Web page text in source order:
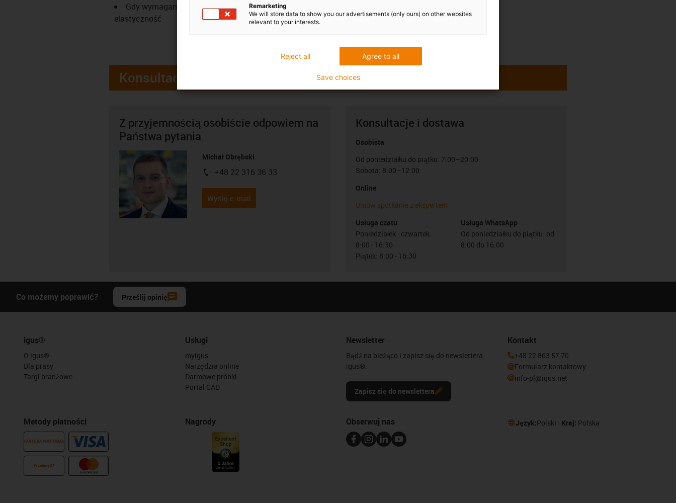
Gdy wymagana jest wysoka
elastyczność
Konsultacje
Z przyjemnością osobiście odpowiem na
Państwa pytania
Michał Obrębski
igus-icon-phone
+48 22 316 36 33
Wyślij e-mail
Konsultacje i dostawa
Osobista
Od poniedziałku do piątku: 7:00–20:00
Sobota: 8:00–12:00
Online
Umów spotkanie z ekspertem
Usługa czatu
Poniedziałek - czwartek:
8:00 - 16:30
Piątek: 8:00 - 16:30
Usługa WhatsApp
Od poniedziałku do piątku: od
8:00 do 16:00
Co możemy poprawić? Prześlij opinię
igus®
O igus®
Dla prasy
Targi branżowe
Metody płatności
FAKTURA PROFORMA
Przelewy24
Usługi
myigus
Narzędzia online
Darmowe próbki
Portal CAD
Nagrody
Newsletter
Bądź na bieżąco i zapisz się do newslettera
igus®.
Zapisz się do newslettera
Kontakt
+48 22 863 57 70
Formularz kontaktowy
info-pl@igus.net
Obserwuj nas Język:Polski Kraj: Polska
Remarketing
We will store data to show you our advertisements (only ours) on other websites
relevant to your interests.
Agree to all
Reject all
Save choices